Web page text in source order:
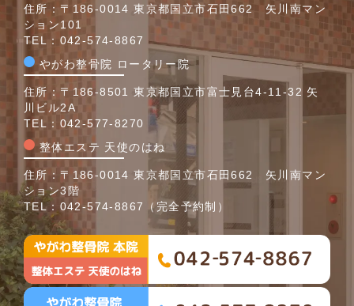
住所：〒186-0014 東京都国立市石田662 矢川南マン
ション101
TEL： 042-574-8867
やがわ整骨院 ロータリー院
住所：〒186-8501 東京都国立市富士見台4-11-32 矢
川ビル2A
TEL： 042-577-8270
整体エステ 天使のはね
住所：〒186-0014 東京都国立市石田662 矢川南マン
ション3階
TEL： 042-574-8867 （完全予約制）